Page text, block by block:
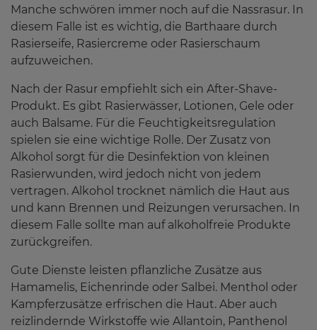
Manche schwören immer noch auf die Nassrasur. In
diesem Falle ist es wichtig, die Barthaare durch
Rasierseife, Rasiercreme oder Rasierschaum
aufzuweichen.
Nach der Rasur empfiehlt sich ein After-Shave-
Produkt. Es gibt Rasierwässer, Lotionen, Gele oder
auch Balsame. Für die Feuchtigkeitsregulation
spielen sie eine wichtige Rolle. Der Zusatz von
Alkohol sorgt für die Desinfektion von kleinen
Rasierwunden, wird jedoch nicht von jedem
vertragen. Alkohol trocknet nämlich die Haut aus
und kann Brennen und Reizungen verursachen. In
diesem Falle sollte man auf alkoholfreie Produkte
zurückgreifen.
Gute Dienste leisten pflanzliche Zusätze aus
Hamamelis, Eichenrinde oder Salbei. Menthol oder
Kampferzusätze erfrischen die Haut. Aber auch
reizlindernde Wirkstoffe wie Allantoin, Panthenol